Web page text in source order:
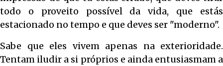
todo o proveito possível da vida, que estás
estacionado no tempo e que deves ser "moderno".
Sabe que eles vivem apenas na exterioridade.
Tentam iludir a si próprios e ainda entusiasmam a